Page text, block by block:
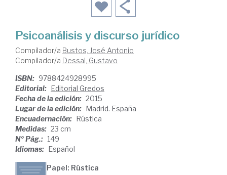
Psicoanálisis y discurso jurídico
Compilador/a Bustos, José Antonio
Compilador/a Dessal, Gustavo
ISBN: 9788424928995
Editorial: Editorial Gredos
Fecha de la edición: 2015
Lugar de la edición: Madrid. España
Encuadernación: Rústica
Medidas: 23 cm
Nº Pág.: 149
Idiomas: Español
Papel: Rústica